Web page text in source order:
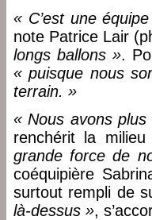
« C’est une
note Patrice Lair
longs ballons ».
« puisque nous
terrain. »
« Nous avons plus
renchérit la
grande force de
coéquipière
surtout rempli de
là-dessus »,